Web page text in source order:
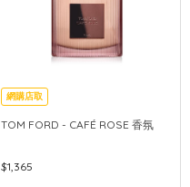
網購店取
TOM FORD - CAFÉ ROSE 香氛
$1,365